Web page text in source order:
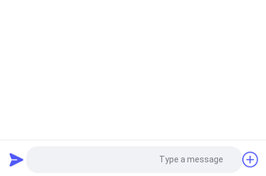
محرک تک محور
Jiangsu Zane Machinery Technology Co.,ltd. All